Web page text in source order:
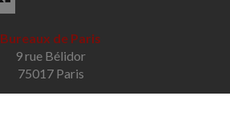
Bureaux de Paris
9 rue Bélidor
75017 Paris